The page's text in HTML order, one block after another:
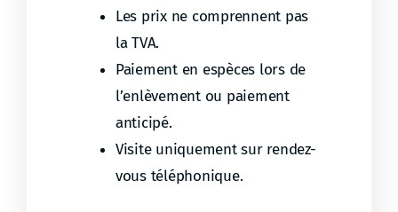
Les prix ne comprennent pas
la TVA.
Paiement en espèces lors de
l’enlèvement ou paiement
anticipé.
Visite uniquement sur rendez-
vous téléphonique.